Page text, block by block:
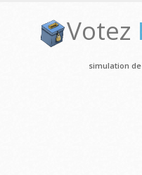
Votez
simulation